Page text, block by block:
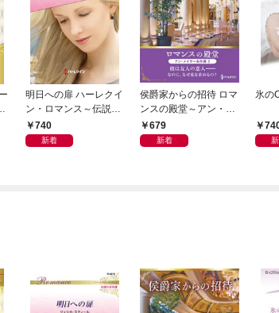
明日への扉 ハーレクイ
ン・ロマンス～伝説の
名作選～【ハーレクイ
ン・ロマンス版】
740
新着
侯爵家からの招待 ロマ
ンスの殿堂～アン・メ
イザー名作選 2～【ハ
ーレクインSP文庫版】
679
新着
氷の